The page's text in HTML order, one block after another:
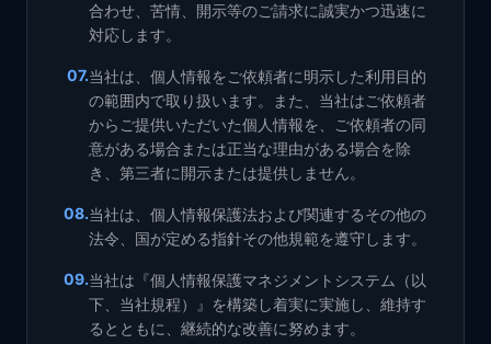
合わせ、苦情、開示等のご請求に誠実かつ迅速に
対応します。
07.当社は、個人情報をご依頼者に明示した利用目的
の範囲内で取り扱います。また、当社はご依頼者
からご提供いただいた個人情報を、ご依頼者の同
意がある場合または正当な理由がある場合を除
き、第三者に開示または提供しません。
08.当社は、個人情報保護法および関連するその他の
法令、国が定める指針その他規範を遵守します。
09.当社は『個人情報保護マネジメントシステム（以
下、当社規程）』を構築し着実に実施し、維持す
るとともに、継続的な改善に努めます。